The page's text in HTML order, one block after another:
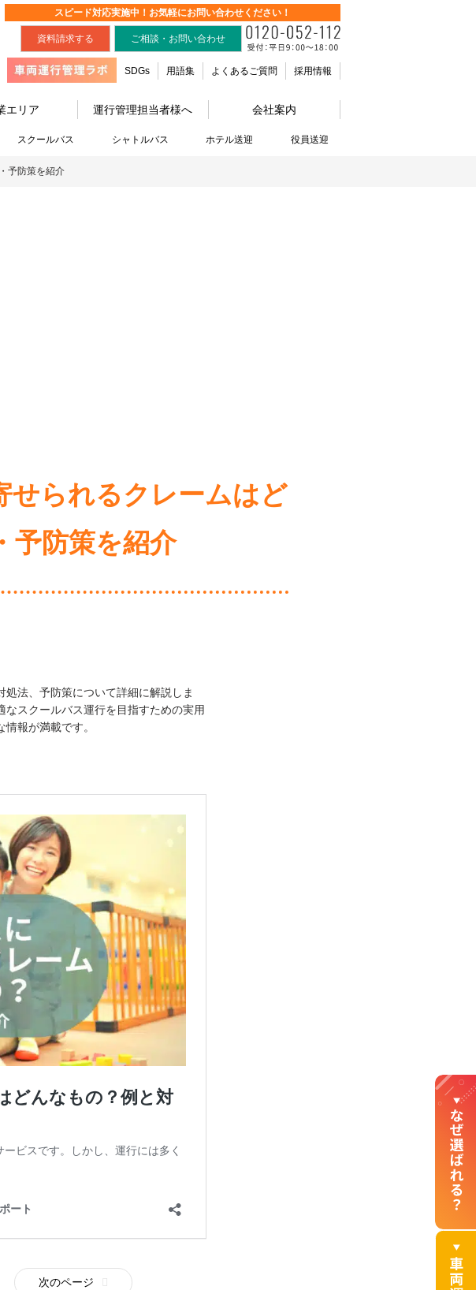
スピード対応実施中！お気軽にお問い合わせください！
資料請求する ご相談・お問い合わせ
SDGs 用語集 よくあるご質問 採用情報
エリア 運行管理担当者様へ 会社案内
スクールバス シャトルバス ホテル送迎 役員送迎
予防策を紹介
られるクレームはど
予防策を紹介
法、予防策について詳細に解説しま
スクールバス運行を目指すための実用
報が満載です。
次のページ